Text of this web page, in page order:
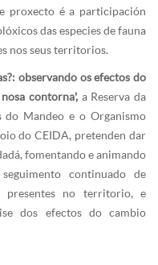
proxecto é a participación
das especies de fauna
nos seus territorios.
observando os efectos do
contorna', a Reserva da
do Mandeo e o Organismo
do CEIDA, pretenden dar
fomentando e animando
continuado de
presentes no territorio, e
dos efectos do cambio